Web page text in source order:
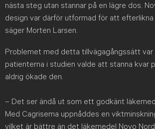
nästa steg utan stannar på en lägre dos.
design var därför utformad för att
säger Morten Larsen.
Problemet med detta tillvägagångssätt
patienterna i studien valde att stanna kvar
aldrig ökade den.
– Det ser ändå ut som ett godkänt
Med Cagrisema uppnåddes en
vilket är bättre än det läkemedel Novo